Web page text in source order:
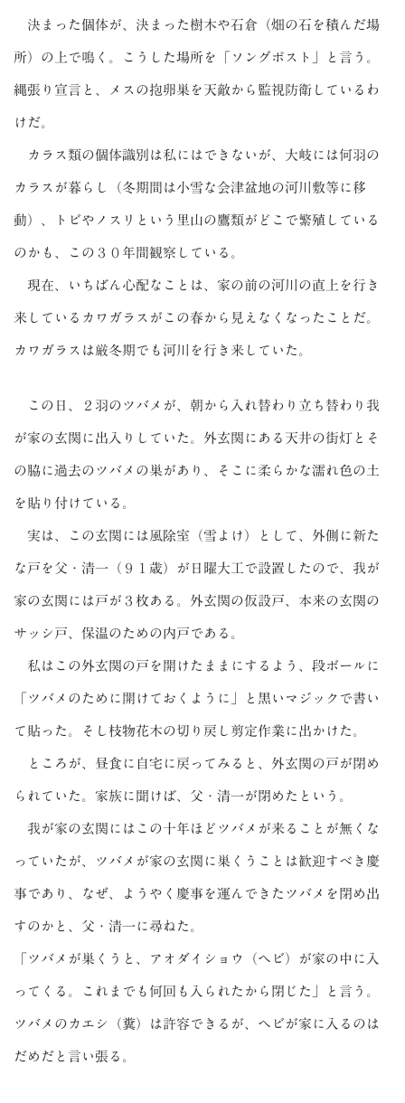
決まった個体が、決まった樹木や石倉（畑の石を積んだ場
所）の上で鳴く。こうした場所を「ソングポスト」と言う。
縄張り宣言と、メスの抱卵巣を天敵から監視防衛しているわ
けだ。
カラス類の個体識別は私にはできないが、大岐には何羽の
カラスが暮らし（冬期間は小雪な会津盆地の河川敷等に移
動）、トビやノスリという里山の鷹類がどこで繁殖している
のかも、この３０年間観察している。
現在、いちばん心配なことは、家の前の河川の直上を行き
来しているカワガラスがこの春から見えなくなったことだ。
カワガラスは厳冬期でも河川を行き来していた。
この日、２羽のツバメが、朝から入れ替わり立ち替わり我
が家の玄関に出入りしていた。外玄関にある天井の街灯とそ
の脇に過去のツバメの巣があり、そこに柔らかな濡れ色の土
を貼り付けている。
実は、この玄関には風除室（雪よけ）として、外側に新た
な戸を父・清一（９１歳）が日曜大工で設置したので、我が
家の玄関には戸が３枚ある。外玄関の仮設戸、本来の玄関の
サッシ戸、保温のための内戸である。
私はこの外玄関の戸を開けたままにするよう、段ボールに
「ツバメのために開けておくように」と黒いマジックで書い
て貼った。そし枝物花木の切り戻し剪定作業に出かけた。
ところが、昼食に自宅に戻ってみると、外玄関の戸が閉め
られていた。家族に聞けば、父・清一が閉めたという。
我が家の玄関にはこの十年ほどツバメが来ることが無くな
っていたが、ツバメが家の玄関に巣くうことは歓迎すべき慶
事であり、なぜ、ようやく慶事を運んできたツバメを閉め出
すのかと、父・清一に尋ねた。
「ツバメが巣くうと、アオダイショウ（ヘビ）が家の中に入
ってくる。これまでも何回も入られたから閉じた」と言う。
ツバメのカエシ（糞）は許容できるが、ヘビが家に入るのは
だめだと言い張る。